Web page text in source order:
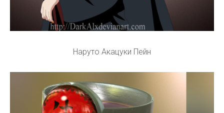
Наруто Акацуки Пейн